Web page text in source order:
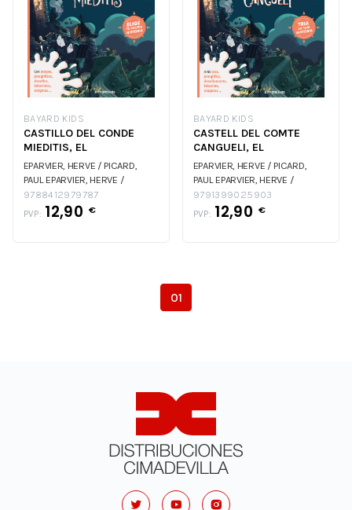
BAYARD KIDS
CASTILLO DEL CONDE
MIEDITIS, EL
EPARVIER, HERVE / PICARD,
PAUL EPARVIER, HERVE /
PICARD, PAUL
9788412979787
PVP: 12,90 €
BAYARD KIDS
CASTELL DEL COMTE
CANGUELI, EL
EPARVIER, HERVE / PICARD,
PAUL EPARVIER, HERVE /
PICARD, PAUL
9791399025903
PVP: 12,90 €
01